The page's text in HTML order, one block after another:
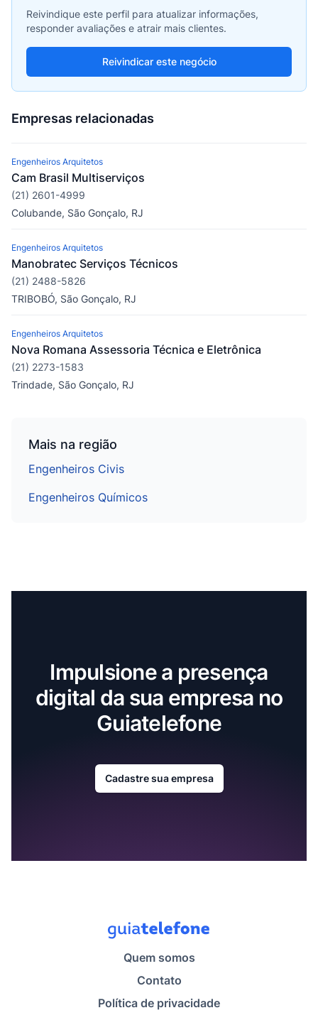
Reivindique este perfil para atualizar informações,
responder avaliações e atrair mais clientes.
Reivindicar este negócio
Empresas relacionadas
Engenheiros Arquitetos
Cam Brasil Multiserviços
(21) 2601-4999
Colubande, São Gonçalo, RJ
Engenheiros Arquitetos
Manobratec Serviços Técnicos
(21) 2488-5826
TRIBOBÓ, São Gonçalo, RJ
Engenheiros Arquitetos
Nova Romana Assessoria Técnica e Eletrônica
(21) 2273-1583
Trindade, São Gonçalo, RJ
Mais na região
Engenheiros Civis
Engenheiros Químicos
Impulsione a presença
digital da sua empresa no
Guiatelefone
Cadastre sua empresa
Quem somos
Contato
Política de privacidade